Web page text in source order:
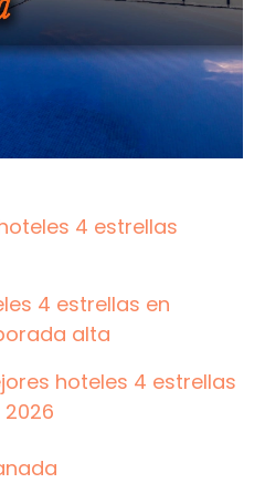
4 estrellas
4 estrellas en
alta
hoteles 4 estrellas